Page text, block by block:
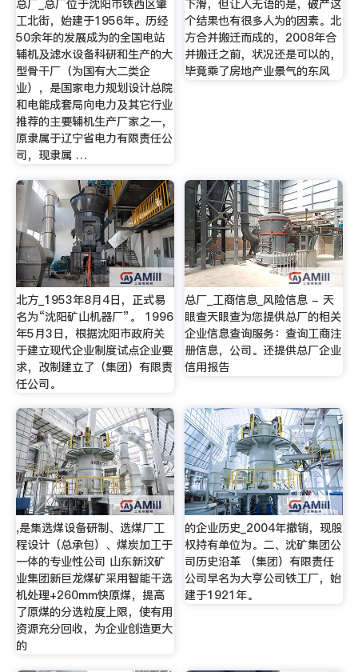
总厂_总厂位于沈阳市铁西区肇
工北街，始建于1956年。历经
50余年的发展成为的全国电站
辅机及滤水设备科研和生产的大
型骨干厂（为国有大二类企
业），是国家电力规划设计总院
和电能成套局向电力及其它行业
推荐的主要辅机生产厂家之一，
原隶属于辽宁省电力有限责任公
司，现隶属 …
下滑，但让人无语的是，破产这
个结果也有很多人为的因素。北
方合并搬迁而成的，2008年合
并搬迁之前，状况还是可以的，
毕竟乘了房地产业景气的东风
北方_1953年8月4日，正式易
名为“沈阳矿山机器厂”。 1996
年5月3日，根据沈阳市政府关
于建立现代企业制度试点企业要
求，改制建立了（集团）有限责
任公司。
总厂_工商信息_风险信息 - 天
眼查天眼查为您提供总厂的相关
企业信息查询服务：查询工商注
册信息，公司。还提供总厂企业
信用报告
,是集选煤设备研制、选煤厂工
程设计（总承包）、煤炭加工于
一体的专业性公司 山东新汶矿
业集团新巨龙煤矿采用智能干选
机处理+260mm快原煤，提高
了原煤的分选粒度上限，使有用
资源充分回收，为企业创造更大
的
的企业历史_2004年撤销，现股
权持有单位为。二、沈矿集团公
司历史沿革 （集团）有限责任
公司早名为大亨公司铁工厂，始
建于1921年。